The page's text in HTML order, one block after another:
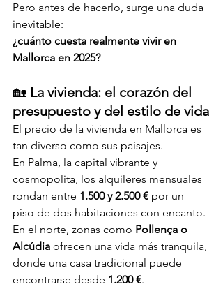
Pero antes de hacerlo, surge una duda
inevitable:
¿cuánto cuesta realmente vivir en
Mallorca en 2025?
🏡 La vivienda: el corazón del
presupuesto y del estilo de vida
El precio de la vivienda en Mallorca es
tan diverso como sus paisajes.
En Palma, la capital vibrante y
cosmopolita, los alquileres mensuales
rondan entre 1.500 y 2.500 € por un
piso de dos habitaciones con encanto.
En el norte, zonas como Pollença o
Alcúdia ofrecen una vida más tranquila,
donde una casa tradicional puede
encontrarse desde 1.200 €.